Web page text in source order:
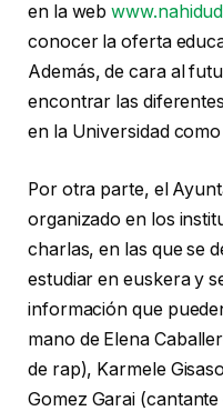
en la web
conocer la oferta
Además, de cara al
encontrar las
en la Universidad
Por otra parte, el
organizado en los
charlas, en las que se
estudiar en euskera y
información que
mano de Elena
de rap), Karmele
Gomez Garai